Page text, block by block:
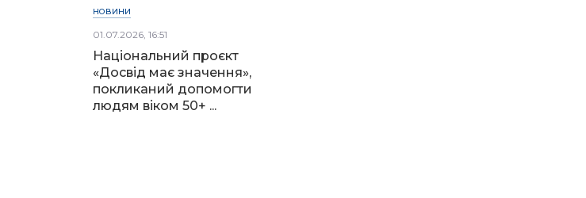
НОВИНИ
01.07.2026, 16:51
Національний проєкт
«Досвід має значення»,
покликаний допомогти
людям віком 50+ ...